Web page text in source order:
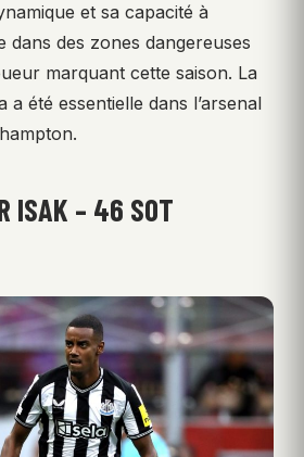
et sa capacité à
dans des zones dangereuses
marquant cette saison. La
a été essentielle dans l’arsenal
ISAK – 46 SOT